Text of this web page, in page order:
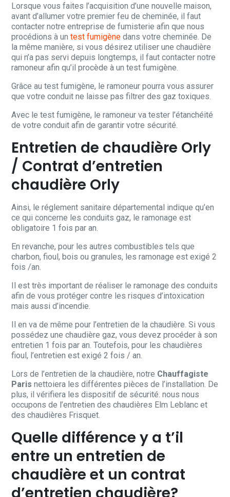
Lorsque vous faites l’acquisition d’une nouvelle maison,
avant d’allumer votre premier feu de cheminée, il faut
contacter notre entreprise de fumisterie afin que nous
procédions à untest fumigène dans votre cheminée. De
la même manière, si vous désirez utiliser une chaudière
qui n’a pas servi depuis longtemps, il faut contacter notre
ramoneur afin qu’il procède à un test fumigène.
Grâce au test fumigène, le ramoneur pourra vous assurer
que votre conduit ne laisse pas filtrer des gaz toxiques.
Avec le test fumigène, le ramoneur va tester l’étanchéité
de votre conduit afin de garantir votre sécurité.
Entretien de chaudière Orly
/ Contrat d’entretien
chaudière Orly
Ainsi, le réglement sanitaire départemental indique qu’en
ce qui concerne les conduits gaz, le ramonage est
obligatoire 1 fois par an.
En revanche, pour les autres combustibles tels que
charbon, fioul, bois ou granules, les ramonage est exigé 2
fois /an.
Il est très important de réaliser le ramonage des conduits
afin de vous protéger contre les risques d’intoxication
mais aussi d’incendie.
Il en va de même pour l’entretien de la chaudière. Si vous
possédez une chaudière gaz, vous devez procéder à son
entretien 1 fois par an. Toutefois, pour les chaudières
fioul, l’entretien est exigé 2 fois / an.
Lors de l’entretien de la chaudière, notre Chauffagiste
Paris nettoiera les différentes pièces de l’installation. De
plus, il vérifiera les dispositif de sécurité. nous nous
occupons de l’entretien des chaudières Elm Leblanc et
des chaudières Frisquet.
Quelle différence y a t’il
entre un entretien de
chaudière et un contrat